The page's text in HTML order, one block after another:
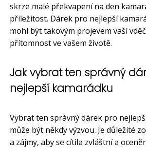
skrze malé překvapení na den
příležitost. Dárek pro nejlepší
mohl být takovým projevem vaší
přítomnost ve vašem životě.
Jak vybrat ten správný
nejlepší kamarádku
Vybrat ten správný dárek pro
může být někdy výzvou. Je důležité
a zájmy, aby se cítila zvláštní a